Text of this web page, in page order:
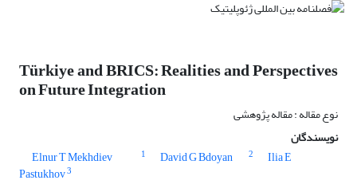
Türkiye and BRICS: Realities and Perspectives
on Future Integration
نوع مقاله : مقاله پژوهشی
نویسندگان
Elnur T Mekhdiev
1 David G Bdoyan 2 Ilia E
Pastukhov3